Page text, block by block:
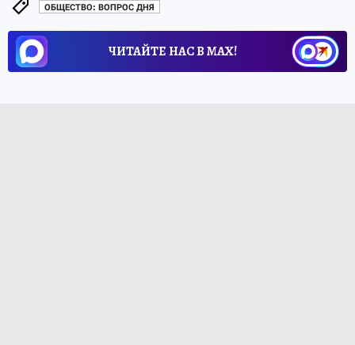
ОБЩЕСТВО: ВОПРОС ДНЯ
ЧИТАЙТЕ НАС В МАХ!